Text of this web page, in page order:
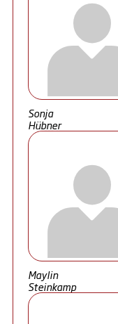
Sonja
Hübner
Maylin
Steinkamp